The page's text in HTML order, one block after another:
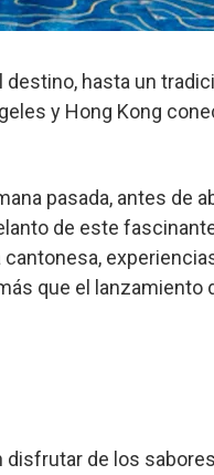
hasta un
y Hong Kong
pasada, antes de
de este
que el lanzamiento
de los